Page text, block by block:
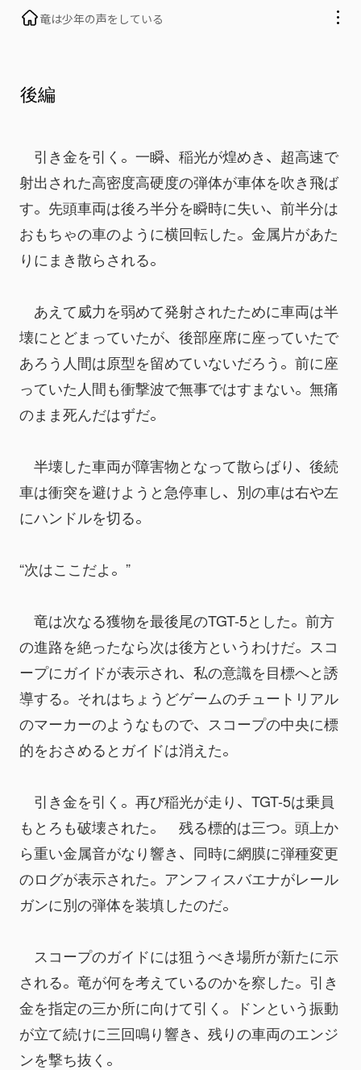
竜は少年の声をしている
後編
引き金を引く。一瞬、稲光が煌めき、超高速で
射出された高密度高硬度の弾体が車体を吹き飛ば
す。先頭車両は後ろ半分を瞬時に失い、前半分は
おもちゃの車のように横回転した。金属片があた
りにまき散らされる。
あえて威力を弱めて発射されたために車両は半
壊にとどまっていたが、後部座席に座っていたで
あろう人間は原型を留めていないだろう。前に座
っていた人間も衝撃波で無事ではすまない。無痛
のまま死んだはずだ。
半壊した車両が障害物となって散らばり、後続
車は衝突を避けようと急停車し、別の車は右や左
にハンドルを切る。
“次はここだよ。”
竜は次なる獲物を最後尾のTGT-5とした。前方
の進路を絶ったなら次は後方というわけだ。スコ
ープにガイドが表示され、私の意識を目標へと誘
導する。それはちょうどゲームのチュートリアル
のマーカーのようなもので、スコープの中央に標
的をおさめるとガイドは消えた。
引き金を引く。再び稲光が走り、TGT-5は乗員
もとろも破壊された。　残る標的は三つ。頭上か
ら重い金属音がなり響き、同時に網膜に弾種変更
のログが表示された。アンフィスバエナがレール
ガンに別の弾体を装填したのだ。
スコープのガイドには狙うべき場所が新たに示
される。竜が何を考えているのかを察した。引き
金を指定の三か所に向けて引く。ドンという振動
が立て続けに三回鳴り響き、残りの車両のエンジ
ンを撃ち抜く。